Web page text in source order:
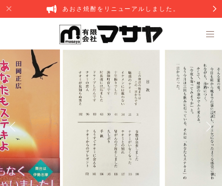
あおさ焼酎をリニューアルしました。